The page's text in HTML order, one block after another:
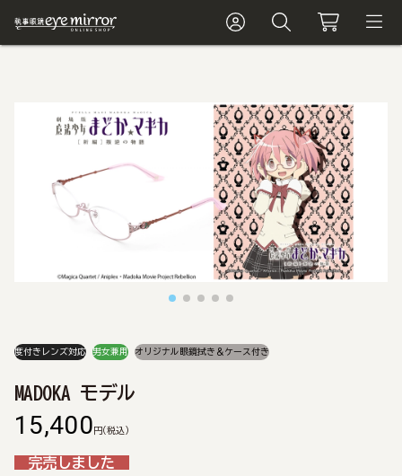
度付きレンズ対応 男女兼用 オリジナル眼鏡拭き＆ケース付き
MADOKA モデル
15,400 円 (税込)
完売しました